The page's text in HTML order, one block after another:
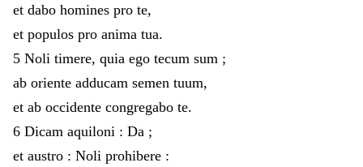
et dabo homines pro te,
et populos pro anima tua.
5 Noli timere, quia ego tecum sum ;
ab oriente adducam semen tuum,
et ab occidente congregabo te.
6 Dicam aquiloni : Da ;
et austro : Noli prohibere :